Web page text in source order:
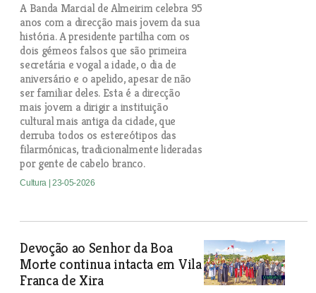
A Banda Marcial de Almeirim celebra 95
anos com a direcção mais jovem da sua
história. A presidente partilha com os
dois gémeos falsos que são primeira
secretária e vogal a idade, o dia de
aniversário e o apelido, apesar de não
ser familiar deles. Esta é a direcção
mais jovem a dirigir a instituição
cultural mais antiga da cidade, que
derruba todos os estereótipos das
filarmónicas, tradicionalmente lideradas
por gente de cabelo branco.
Cultura | 23-05-2026
Devoção ao Senhor da Boa
Morte continua intacta em Vila
Franca de Xira